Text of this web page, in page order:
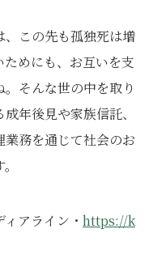
この先も孤独死は増
めにも、お互いを支
そんな世の中を取り
年後見や家族信託、
務を通じて社会のお
アライン・ https://k